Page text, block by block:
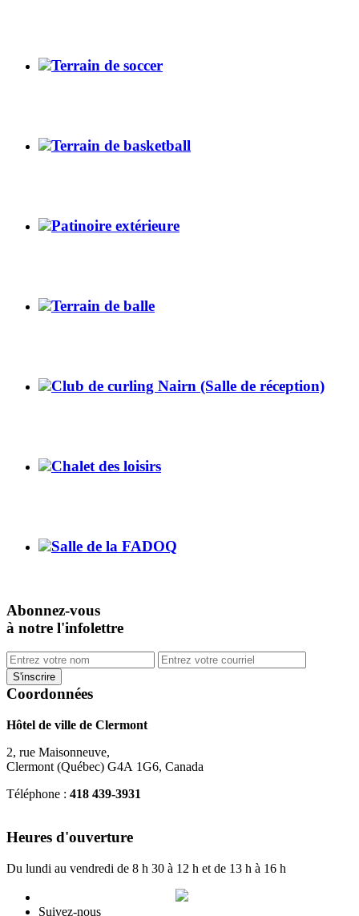
Terrain de soccer
Terrain de basketball
Patinoire extérieure
Terrain de balle
Club de curling Nairn (Salle de réception)
Chalet des loisirs
Salle de la FADOQ
Abonnez-vous
à notre l'infolettre
Coordonnées
Hôtel de ville de Clermont
2, rue Maisonneuve,
Clermont (Québec) G4A 1G6, Canada
Téléphone : 418 439-3931
Heures d'ouverture
Du lundi au vendredi de 8 h 30 à 12 h et de 13 h à 16 h
Suivez-nous